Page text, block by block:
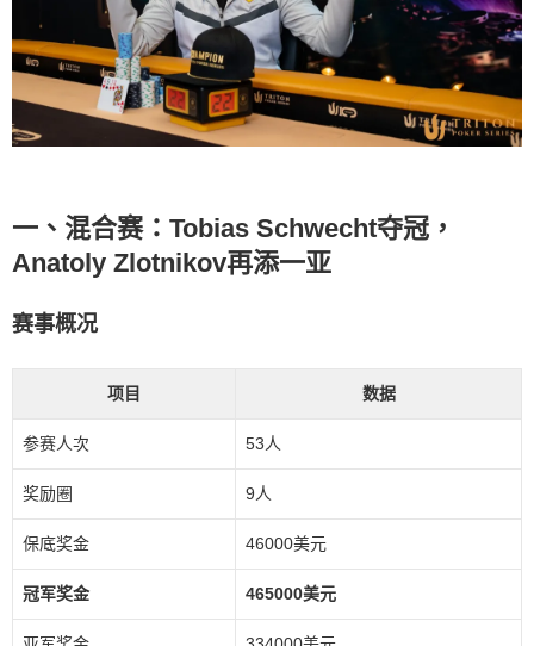
一、混合赛：Tobias Schwecht夺冠，
Anatoly Zlotnikov再添一亚
赛事概况
项目 数据
参赛人次 53人
奖励圈 9人
保底奖金 46000美元
冠军奖金 465000美元